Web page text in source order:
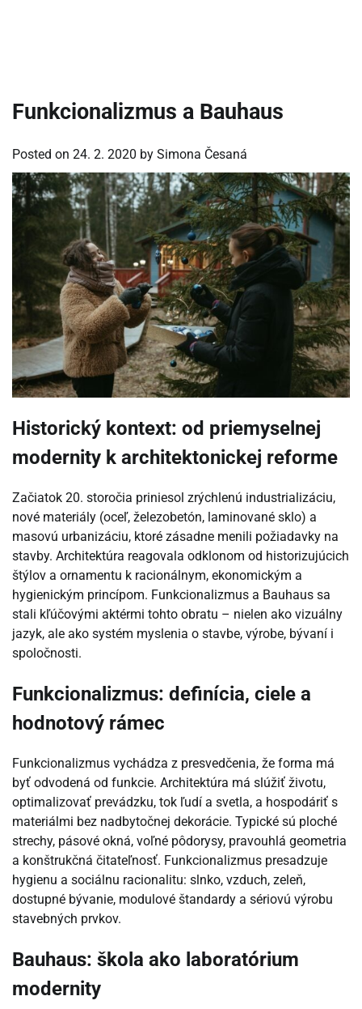
Funkcionalizmus a Bauhaus
Posted on 24. 2. 2020 by Simona Česaná
Historický kontext: od priemyselnej
modernity k architektonickej reforme
Začiatok 20. storočia priniesol zrýchlenú industrializáciu,
nové materiály (oceľ, železobetón, laminované sklo) a
masovú urbanizáciu, ktoré zásadne menili požiadavky na
stavby. Architektúra reagovala odklonom od historizujúcich
štýlov a ornamentu k racionálnym, ekonomickým a
hygienickým princípom. Funkcionalizmus a Bauhaus sa
stali kľúčovými aktérmi tohto obratu – nielen ako vizuálny
jazyk, ale ako systém myslenia o stavbe, výrobe, bývaní i
spoločnosti.
Funkcionalizmus: definícia, ciele a
hodnotový rámec
Funkcionalizmus vychádza z presvedčenia, že forma má
byť odvodená od funkcie. Architektúra má slúžiť životu,
optimalizovať prevádzku, tok ľudí a svetla, a hospodáriť s
materiálmi bez nadbytočnej dekorácie. Typické sú ploché
strechy, pásové okná, voľné pôdorysy, pravouhlá geometria
a konštrukčná čitateľnosť. Funkcionalizmus presadzuje
hygienu a sociálnu racionalitu: slnko, vzduch, zeleň,
dostupné bývanie, modulové štandardy a sériovú výrobu
stavebných prvkov.
Bauhaus: škola ako laboratórium
modernity